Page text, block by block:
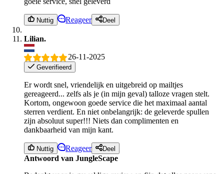
Nuttig Reageer Deel
Lilian.
26-11-2025
Geverifieerd
Er wordt snel, vriendelijk en uitgebreid op mailtjes
gereageerd... zelfs als je (in mijn geval) talloze vragen stelt.
Kortom, ongewoon goede service die het maximaal aantal
sterren verdient. En niet onbelangrijk: de geleverde spullen
zijn absoluut super!!! Niets dan complimenten en
dankbaarheid van mijn kant.
Nuttig Reageer Deel
Antwoord van JungleScape